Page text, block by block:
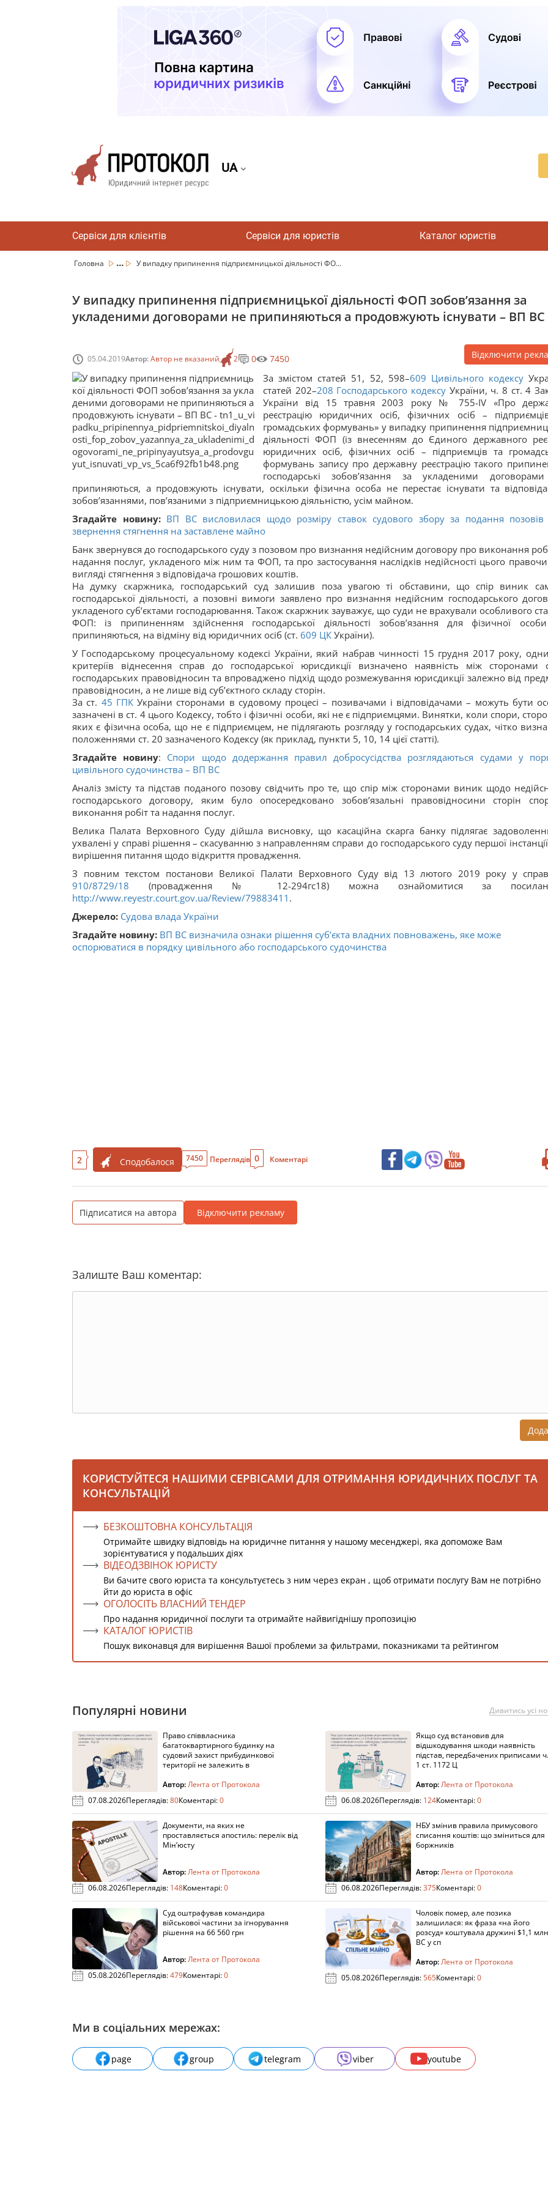
UA
Сервіси для клієнтів Сервіси для юристів Каталог юристів
Головна ... У випадку припинення підприємницької діяльності ФО...
У випадку припинення підприємницької діяльності ФОП зобов’язання за
укладеними договорами не припиняються а продовжують існувати – ВП ВС
05.04.2019Автор:Автор не вказаний 2 0 7450 Відключити
За змістом статей 51, 52, 598–609 Цивільного кодексу
статей 202–208 Господарського кодексу України, ч. 8 ст. 4
України від 15 травня 2003 року № 755-IV «Про
реєстрацію юридичних осіб, фізичних осіб –
громадських формувань» у випадку припинення
діяльності ФОП (із внесенням до Єдиного державного
юридичних осіб, фізичних осіб – підприємців та
формувань запису про державну реєстрацію такого
господарські зобов’язання за укладеними
припиняються, а продовжують існувати, оскільки фізична особа не перестає існувати та
зобов’язаннями, пов’язаними з підприємницькою діяльністю, усім майном.
Згадайте новину: ВП ВС висловилася щодо розміру ставок судового збору за подання
звернення стягнення на заставлене майно
Банк звернувся до господарського суду з позовом про визнання недійсним договору про виконання
надання послуг, укладеного між ним та ФОП, та про застосування наслідків недійсності цього
вигляді стягнення з відповідача грошових коштів.
На думку скаржника, господарський суд залишив поза увагою ті обставини, що спір виник
господарської діяльності, а позовні вимоги заявлено про визнання недійсним господарського
укладеного суб’єктами господарювання. Також скаржник зауважує, що суди не врахували особливого
ФОП: із припиненням здійснення господарської діяльності зобов’язання для фізичної
припиняються, на відміну від юридичних осіб (ст. 609 ЦК України).
У Господарському процесуальному кодексі України, який набрав чинності 15 грудня 2017 року,
критеріїв віднесення справ до господарської юрисдикції визначено наявність між сторонами
господарських правовідносин та впроваджено підхід щодо розмежування юрисдикції залежно від
правовідносин, а не лише від суб’єктного складу сторін.
За ст. 45 ГПКУкраїни сторонами в судовому процесі – позивачами і відповідачами – можуть бути
зазначені в ст. 4 цього Кодексу, тобто і фізичні особи, які не є підприємцями. Винятки, коли спори,
яких є фізична особа, що не є підприємцем, не підлягають розгляду у господарських судах, чітко
положеннями ст. 20 зазначеного Кодексу (як приклад, пункти 5, 10, 14 цієї статті).
Згадайте новину: Спори щодо додержання правил добросусідства розглядаються судами у
цивільного судочинства – ВП ВС
Аналіз змісту та підстав поданого позову свідчить про те, що спір між сторонами виник щодо
господарського договору, яким було опосередковано зобов’язальні правовідносини сторін
виконання робіт та надання послуг.
Велика Палата Верховного Суду дійшла висновку, що касаційна скарга банку підлягає
ухвалені у справі рішення – скасуванню з направленням справи до господарського суду першої
вирішення питання щодо відкриття провадження.
З повним текстом постанови Великої Палати Верховного Суду від 13 лютого 2019 року у
910/8729/18 (провадження № 12-294гс18) можна ознайомитися за
http://www.reyestr.court.gov.ua/Review/79883411 .
Джерело: Судова влада України
Згадайте новину: ВП ВС визначила ознаки рішення суб’єкта владних повноважень, яке може
оспорюватися в порядку цивільного або господарського судочинства
2 Сподобалося 7450 Переглядів 0 Коментарі
Підписатися на автора Відключити рекламу
Залиште Ваш коментар:
КОРИСТУЙТЕСЯ НАШИМИ СЕРВІСАМИ ДЛЯ ОТРИМАННЯ ЮРИДИЧНИХ ПОСЛУГ ТА
КОНСУЛЬТАЦІЙ
БЕЗКОШТОВНА КОНСУЛЬТАЦІЯ
Отримайте швидку відповідь на юридичне питання у нашому месенджері, яка допоможе Вам
зорієнтуватися у подальших діях
ВІДЕОДЗВІНОК ЮРИСТУ
Ви бачите свого юриста та консультуєтесь з ним через екран , щоб отримати послугу Вам не потрібно
йти до юриста в офіс
ОГОЛОСІТЬ ВЛАСНИЙ ТЕНДЕР
Про надання юридичної послуги та отримайте найвигіднішу пропозицію
КАТАЛОГ ЮРИСТІВ
Пошук виконавця для вирішення Вашої проблеми за фильтрами, показниками та рейтингом
Популярні новини Дивитись усі
Право співвласника
багатоквартирного будинку на
судовий захист прибудинкової
території не залежить в
Автор:Лента от Протокола
07.08.2026Переглядів:80Коментарі:0
Якщо суд встановив для
відшкодування шкоди наявність
підстав, передбачених приписами ч.
1 ст. 1172 Ц
Автор:Лента от Протокола
06.08.2026Переглядів: 124Коментарі:0
Документи, на яких не
проставляється апостиль: перелік від
Мін’юсту
Автор:Лента от Протокола
06.08.2026Переглядів: 148Коментарі:0
НБУ змінив правила примусового
списання коштів: що зміниться для
боржників
Автор:Лента от Протокола
06.08.2026Переглядів:375Коментарі:0
Суд оштрафував командира
військової частини за ігнорування
рішення на 66 560 грн
Автор:Лента от Протокола
05.08.2026Переглядів:479Коментарі:0
Чоловік помер, але позика
залишилася: як фраза «на його
розсуд» коштувала дружині $1,1
ВС у сп
Автор:Лента от Протокола
05.08.2026Переглядів:565Коментарі:0
Ми в соціальних мережах:
page group telegram viber youtube